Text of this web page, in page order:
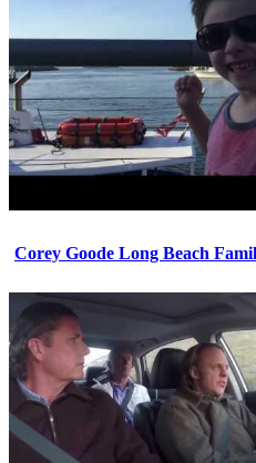
Corey Goode Long Beach